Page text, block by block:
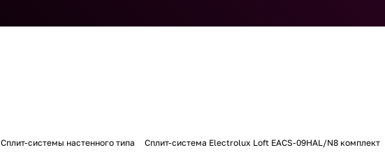
Сплит-системы настенного типа Сплит-система Electrolux Loft EACS-09HAL/N8 комплект